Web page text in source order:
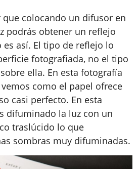
que colocando un difusor en
podrás obtener un reflejo
así. El tipo de reflejo lo
fotografiada, no el tipo
ella. En esta fotografía
como el papel ofrece
casi perfecto. En esta
difuminado la luz con un
traslúcido lo que
sombras muy difuminadas.